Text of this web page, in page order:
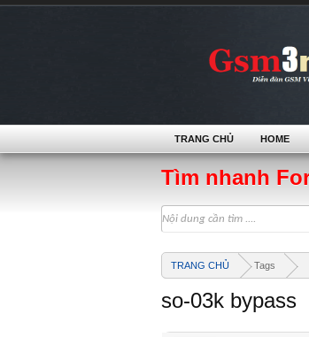
Tìm nhanh
TRANG CHỦ Tags
so-03k bypass
TRANG CHỦ HOME